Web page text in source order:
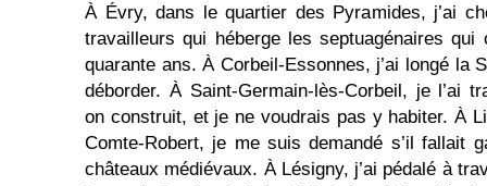
À Évry, dans le quartier des Pyramides, j’ai
travailleurs qui héberge les septuagénaires
quarante ans. À Corbeil-Essonnes, j’ai longé la
déborder. À Saint-Germain-lès-Corbeil, je l’ai
on construit, et je ne voudrais pas y habiter. À
Comte-Robert, je me suis demandé s’il fallait
châteaux médiévaux. À Lésigny, j’ai pédalé à